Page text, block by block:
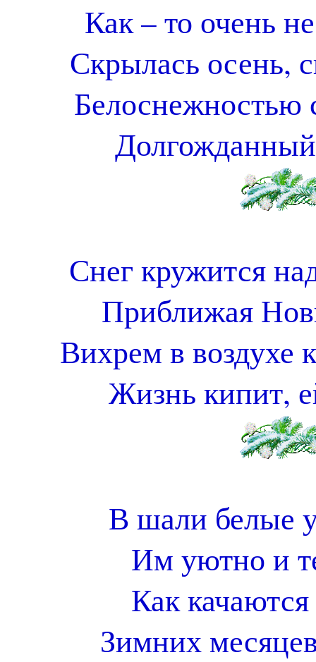
Как – то очень
Скрылась осень,
Белоснежностью
Снег кружится
Приближая
Вихрем в воздухе
Жизнь кипит,
В шали белые
Им уютно и
Как
Зимних